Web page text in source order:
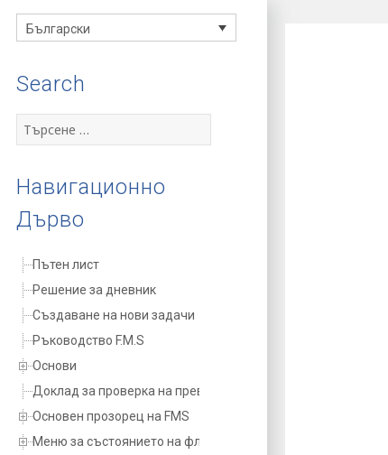
FMS
Български
Search
Навигационно
Дърво
Пътен лист
Решение за дневник
Създаване на нови задачи
Ръководство F.M.S
Основи
Доклад за проверка на превозното средство
Основен прозорец на FMS
Меню за състоянието на флота